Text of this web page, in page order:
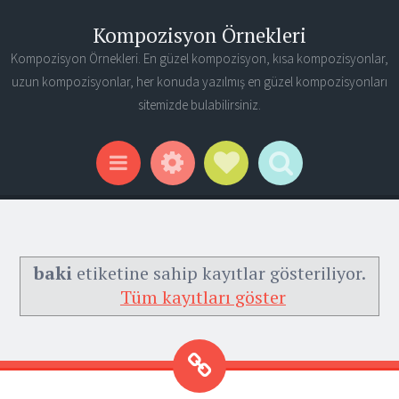
Kompozisyon Örnekleri
Kompozisyon Örnekleri. En güzel kompozisyon, kısa kompozisyonlar,
uzun kompozisyonlar, her konuda yazılmış en güzel kompozisyonları
sitemizde bulabilirsiniz.
Menu WidgetsSocial Links
Search
bakietiketine sahip kayıtlar gösteriliyor.
Tüm kayıtları göster